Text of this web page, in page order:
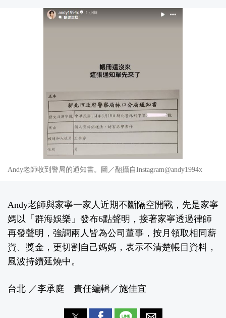
Andy老師收到警局的通知書。圖／翻攝自Instagram@andy1994x
Andy老師與家寧一家人近期不斷隔空開戰，先是家寧
媽以「群海娛樂」發布6點聲明，接著家寧透過律師
再發聲明，強調兩人皆為公司董事，按月領取相同薪
資、獎金，更切割自己媽媽，表示不清楚帳目資料，
風波持續延燒中。
台北 ／李承庭 責任編輯／施佳宜